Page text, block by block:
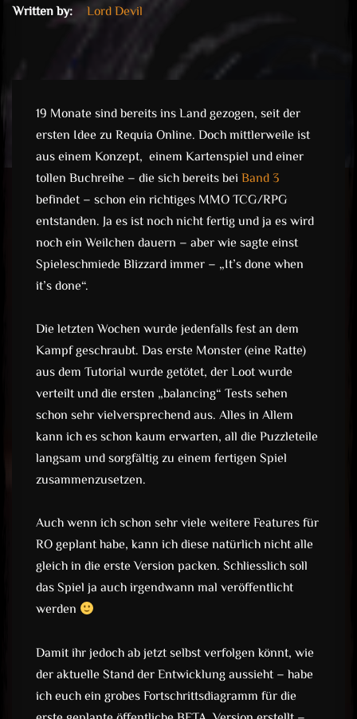
Written by:
Lord Devil
19 Monate sind bereits ins Land gezogen, seit der
ersten Idee zu Requia Online. Doch mittlerweile ist
aus einem Konzept, einem Kartenspiel und einer
tollen Buchreihe – die sich bereits bei Band 3
befindet – schon ein richtiges MMO TCG/RPG
entstanden. Ja es ist noch nicht fertig und ja es wird
noch ein Weilchen dauern – aber wie sagte einst
Spieleschmiede Blizzard immer – „It’s done when
it’s done“.
Die letzten Wochen wurde jedenfalls fest an dem
Kampf geschraubt. Das erste Monster (eine Ratte)
aus dem Tutorial wurde getötet, der Loot wurde
verteilt und die ersten „balancing“ Tests sehen
schon sehr vielversprechend aus. Alles in Allem
kann ich es schon kaum erwarten, all die Puzzleteile
langsam und sorgfältig zu einem fertigen Spiel
zusammenzusetzen.
Auch wenn ich schon sehr viele weitere Features für
RO geplant habe, kann ich diese natürlich nicht alle
gleich in die erste Version packen. Schliesslich soll
das Spiel ja auch irgendwann mal veröffentlicht
werden
Damit ihr jedoch ab jetzt selbst verfolgen könnt, wie
der aktuelle Stand der Entwicklung aussieht – habe
ich euch ein grobes Fortschrittsdiagramm für die